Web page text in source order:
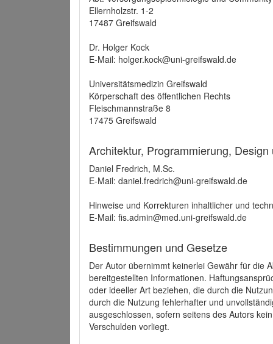
Ellernholzstr. 1-2
17487 Greifswald
Dr. Holger Kock
E-Mail: holger.kock@uni-greifswald.de
Universitätsmedizin Greifswald
Körperschaft des öffentlichen Rechts
Fleischmannstraße 8
17475 Greifswald
Architektur, Programmierung,
Daniel Fredrich, M.Sc.
E-Mail: daniel.fredrich@uni-greifswald.de
Hinweise und Korrekturen inhaltlicher und
E-Mail: fis.admin@med.uni-greifswald.de
Bestimmungen und Gesetze
Der Autor übernimmt keinerlei Gewähr für die
bereitgestellten Informationen.
oder ideeller Art beziehen, die durch die
durch die Nutzung fehlerhafter und
ausgeschlossen, sofern seitens des Autors
Verschulden vorliegt.